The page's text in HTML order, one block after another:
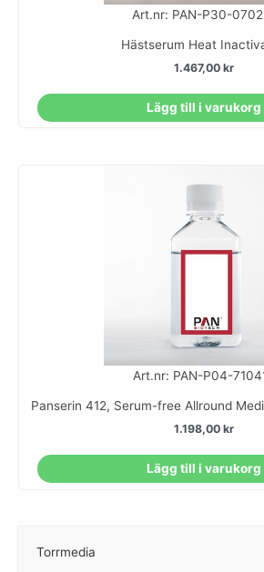
Art.nr: PAN-P30-
Hästserum Heat
1.467,00 kr
Lägg till i varukorg
Art.nr: PAN-P04-
Panserin 412, Serum-free Allround
1.198,00 kr
Lägg till i varukorg
Torrmedia
–